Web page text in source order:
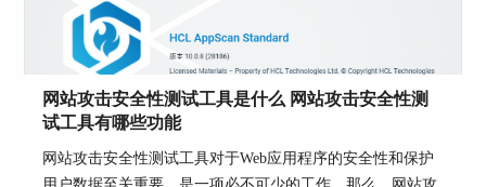
网站攻击安全性测试工具是什么 网站攻击安全性测
试工具有哪些功能
网站攻击安全性测试工具对于Web应用程序的安全性和保护